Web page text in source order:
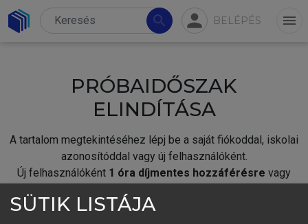
search person BELÉPÉS menu
PRÓBAIDŐSZAK
ELINDÍTÁSA
A tartalom megtekintéséhez lépj be a saját fiókoddal, iskolai
azonosítóddal vagy új felhasználóként.
Új felhasználóként 1 óra díjmentes hozzáférésre vagy
SÜTIK LISTÁJA